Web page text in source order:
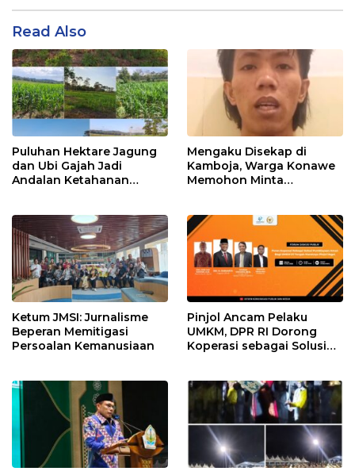
Read Also
Puluhan Hektare Jagung
dan Ubi Gajah Jadi
Andalan Ketahanan
Mengaku Disekap di
Kamboja, Warga Konawe
Memohon Minta
Ketum JMSI: Jurnalisme
Beperan Memitigasi
Persoalan Kemanusiaan
Pinjol Ancam Pelaku
UMKM, DPR RI Dorong
Koperasi sebagai Solusi